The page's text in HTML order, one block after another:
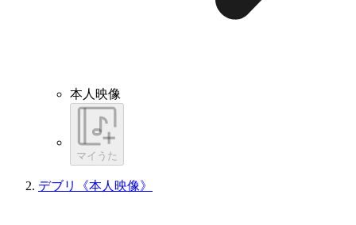
本人映像
マイうた
デブリ《本人映像》